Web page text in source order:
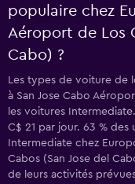
populaire chez
Aéroport de Los
Cabo) ?
Les types de voiture de
à San Jose Cabo
les voitures
C$ 21 par jour. 63 %
Intermediate chez
Cabos (San Jose del
de leurs activités